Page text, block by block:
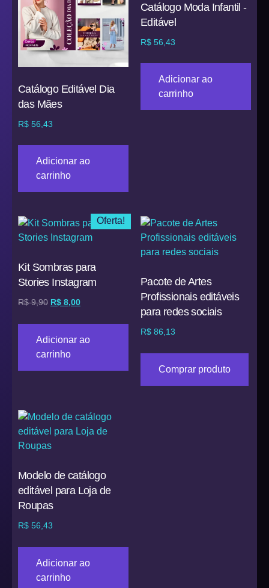
Catálogo Editável Dia
das Mães
R$ 56,43
Adicionar ao
carrinho
Catálogo Moda Infantil -
Editável
R$ 56,43
Adicionar ao
carrinho
Oferta!
Kit Sombras para
Stories Instagram
R$9,90 R$ 8,00
Adicionar ao
carrinho
Pacote de Artes
Profissionais editáveis
para redes sociais
R$ 86,13
Comprar produto
Modelo de catálogo
editável para Loja de
Roupas
R$ 56,43
Adicionar ao
carrinho